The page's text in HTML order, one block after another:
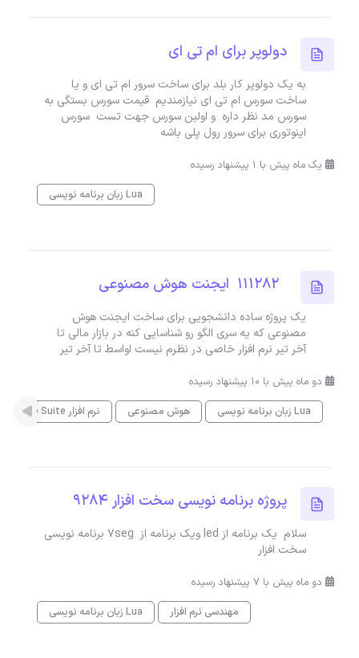
دولوپر برای ام تی ای
به یک دولوپر کار بلد برای ساخت سرور ام تی ای و یا
ساخت سورس ام تی ای نیازمندیم قیمت سورس بستگی به
سورس مد نظر داره و اولین سورس جهت تست سورس
اینوتوری برای سرور رول پلی باشه
یک ماه پیش با 1 پیشنهاد رسیده
زبان برنامه نویسی Lua
111282 ایجنت هوش مصنوعی
یک پروژه ساده دانشجویی برای ساخت ایجنت هوش
مصنوعی که یه سری الگو رو شناسایی کنه در بازار مالی تا
آخر تیر نرم افزار خاصی در نظرم نیست اواسط تا آخر تیر
دو ماه پیش با 10 پیشنهاد رسیده
زبان برنامه نویسی Lua
هوش مصنوعی نرم افزار CST Studio Suite
پروژه برنامه نویسی سخت افزار 9284
سلام یک برنامه از led ویک برنامه از 7seg برنامه نویسی
سخت افزار
دو ماه پیش با 7 پیشنهاد رسیده
مهندسی نرم افزار
زبان برنامه نویسی Lua